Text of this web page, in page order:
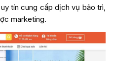
tín cung cấp dịch vụ bảo trì,
marketing.